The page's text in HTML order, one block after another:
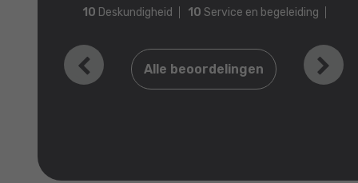
10 Deskundigheid 10 Service en begeleiding
PreviousAlle beoordelingen